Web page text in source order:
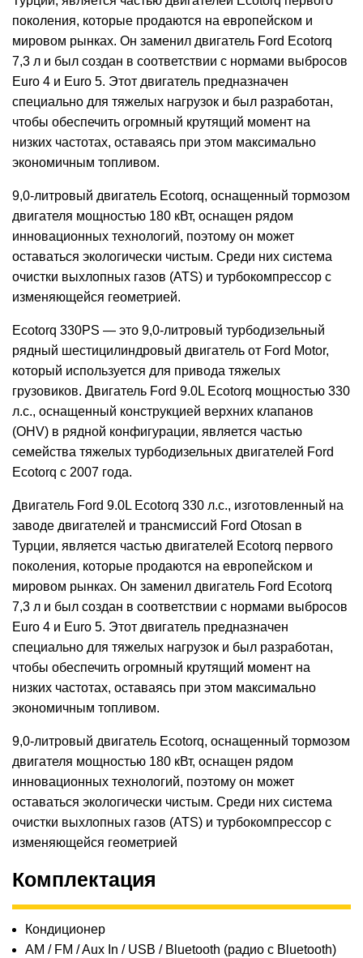
поколения, которые продаются на европейском и
мировом рынках. Он заменил двигатель Ford Ecotorq
7,3 л и был создан в соответствии с нормами выбросов
Euro 4 и Euro 5. Этот двигатель предназначен
специально для тяжелых нагрузок и был разработан,
чтобы обеспечить огромный крутящий момент на
низких частотах, оставаясь при этом максимально
экономичным топливом.
9,0-литровый двигатель Ecotorq, оснащенный тормозом
двигателя мощностью 180 кВт, оснащен рядом
инновационных технологий, поэтому он может
оставаться экологически чистым. Среди них система
очистки выхлопных газов (ATS) и турбокомпрессор с
изменяющейся геометрией.
Ecotorq 330PS — это 9,0-литровый турбодизельный
рядный шестицилиндровый двигатель от Ford Motor,
который используется для привода тяжелых
грузовиков. Двигатель Ford 9.0L Ecotorq мощностью 330
л.с., оснащенный конструкцией верхних клапанов
(OHV) в рядной конфигурации, является частью
семейства тяжелых турбодизельных двигателей Ford
Ecotorq с 2007 года.
Двигатель Ford 9.0L Ecotorq 330 л.с., изготовленный на
заводе двигателей и трансмиссий Ford Otosan в
Турции, является частью двигателей Ecotorq первого
поколения, которые продаются на европейском и
мировом рынках. Он заменил двигатель Ford Ecotorq
7,3 л и был создан в соответствии с нормами выбросов
Euro 4 и Euro 5. Этот двигатель предназначен
специально для тяжелых нагрузок и был разработан,
чтобы обеспечить огромный крутящий момент на
низких частотах, оставаясь при этом максимально
экономичным топливом.
9,0-литровый двигатель Ecotorq, оснащенный тормозом
двигателя мощностью 180 кВт, оснащен рядом
инновационных технологий, поэтому он может
оставаться экологически чистым. Среди них система
очистки выхлопных газов (ATS) и турбокомпрессор с
изменяющейся геометрией
Комплектация
Кондиционер
AM / FM / Aux In / USB / Bluetooth (радио с Bluetooth)